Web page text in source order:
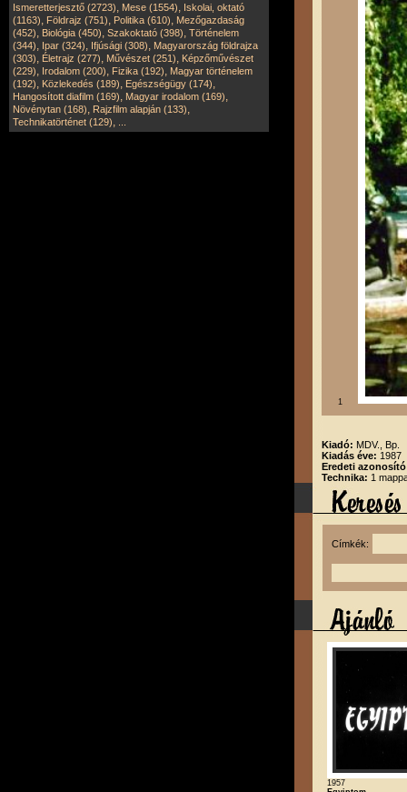
Ismeretterjesztő (2723), Mese (1554), Iskolai, oktató
(1163), Földrajz (751), Politika (610), Mezőgazdaság
(452), Biológia (450), Szakoktató (398), Történelem
(344), Ipar (324), Ifjúsági (308), Magyarország földrajza
(303), Életrajz (277), Művészet (251), Képzőművészet
(229), Irodalom (200), Fizika (192), Magyar történelem
(192), Közlekedés (189), Egészségügy (174),
Hangosított diafilm (169), Magyar irodalom (169),
Növénytan (168), Rajzfilm alapján (133),
Technikatörténet (129),
1
Kiadó: MDV., Bp.
Kiadás éve: 1987
Eredeti
Technika: 1
Címkék:
1957